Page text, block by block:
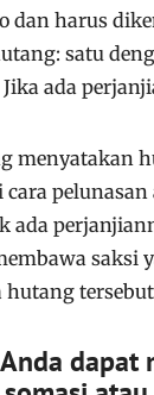
dan harus
satu
ada
menyatakan
pelunasan
ada
saksi
dapat